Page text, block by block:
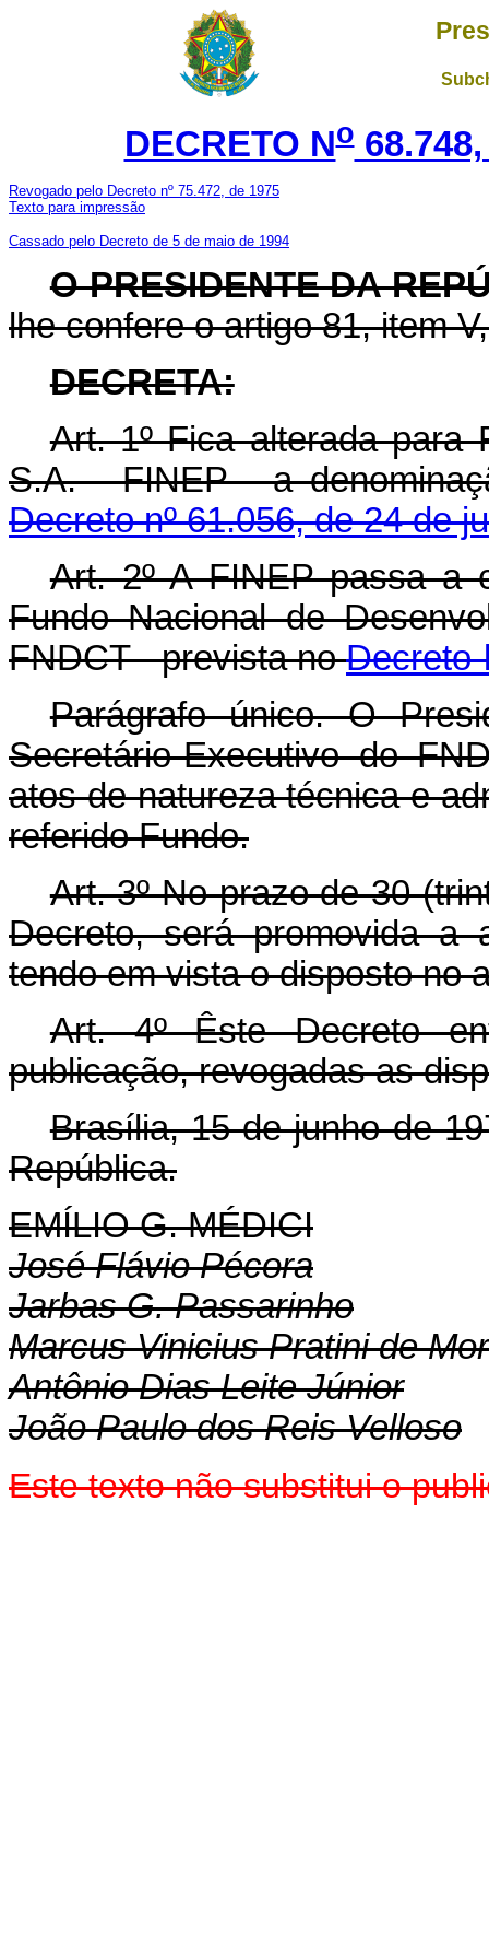
DECRETO No68.748,
Revogado pelo Decreto nº 75.472, de 1975
Texto para impressão
Cassado pelo Decreto de 5 de maio de 1994
O PRESIDENTE DA
lhe confere o artigo 81, item
DECRETA:
Art. 1º Fica alterada para
S.A. - FINEP - a
Decreto nº 61.056, de 24 de
Art. 2º A FINEP passa a
Fundo Nacional de
FNDCT - prevista no
Parágrafo único. O
Secretário-Executivo do
atos de natureza técnica e
referido Fundo.
Art. 3º No prazo de 30
Decreto, será promovida a
tendo em vista o disposto no
Art. 4º Êste Decreto
publicação, revogadas as
Brasília, 15 de junho de
República.
EMÍLIO G. MÉDICI
José Flávio Pécora
Jarbas G. Passarinho
Marcus Vinicius Pratini de
Antônio Dias Leite Júnior
João Paulo dos Reis Velloso
Este texto não substitui o